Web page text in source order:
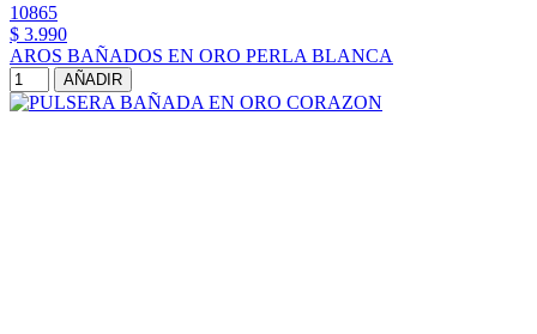
10865
$ 3.990
AROS BAÑADOS EN ORO PERLA BLANCA
AÑADIR